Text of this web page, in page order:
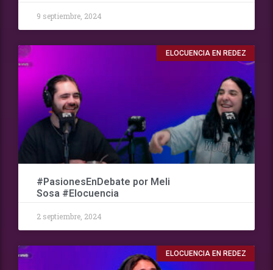
9 septiembre, 2024
ELOCUENCIA EN REDEZ
#PasionesEnDebate por Meli
Sosa #Elocuencia
2 septiembre, 2024
ELOCUENCIA EN REDEZ